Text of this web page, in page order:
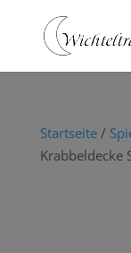
Startseite/
Krabbeldecke